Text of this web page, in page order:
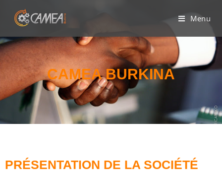
Menu
CAMEA BURKINA
PRÉSENTATION DE LA SOCIÉTÉ